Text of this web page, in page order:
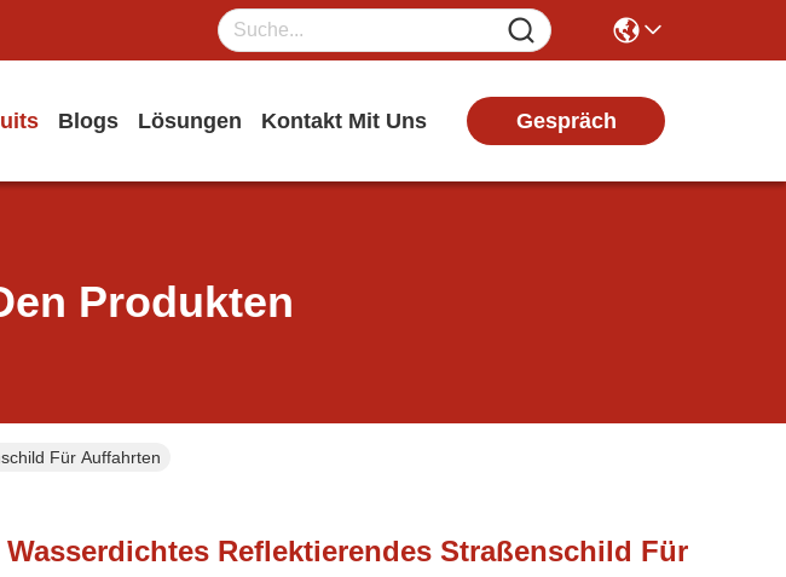
Blogs Lösungen Kontakt Mit Uns Gespräch
Produkten
Für Auffahrten
Wasserdichtes Reflektierendes Straßenschild Für